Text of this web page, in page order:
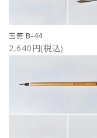
玉笹 B-44
2,640円(税込)